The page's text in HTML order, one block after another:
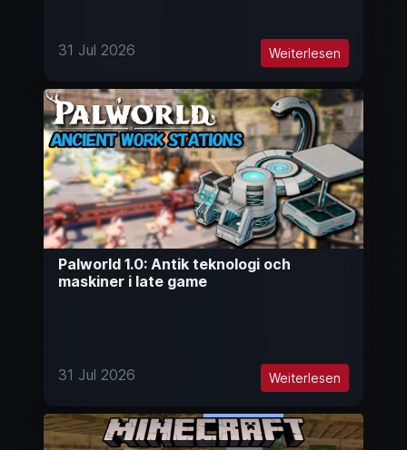
31 Jul 2026 Weiterlesen
Palworld 1.0: Antik teknologi och
maskiner i late game
31 Jul 2026 Weiterlesen